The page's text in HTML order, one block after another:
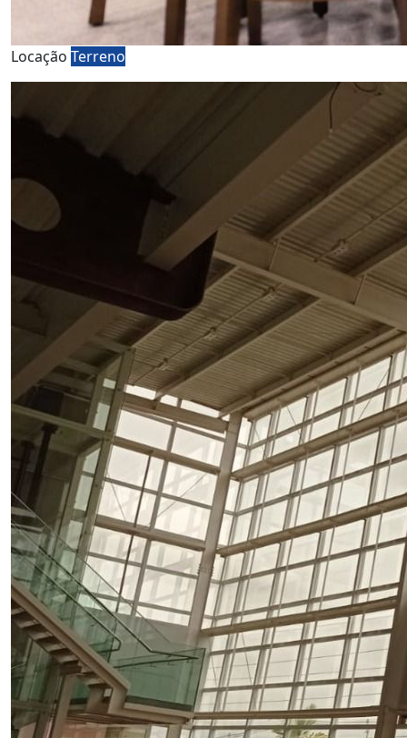
Locação Terreno